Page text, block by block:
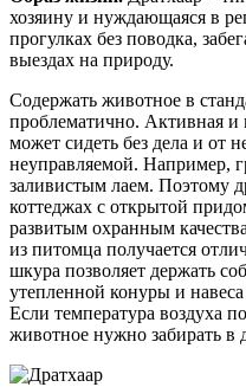
хозяину и нуждающаяся в
прогулках без поводка,
выездах на природу.
Содержать животное в
проблематично. Активная
может сидеть без дела и от
неуправляемой. Например,
заливистым лаем. Поэтому
коттеджах с открытой
развитым охранным
из питомца получается
шкура позволяет держать
утепленной конуры и
Если температура воздуха
животное нужно забирать в